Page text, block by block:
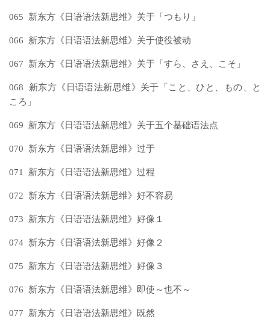
065 新东方《日语语法新思维》关于「つもり」
066 新东方《日语语法新思维》关于使役被动
067 新东方《日语语法新思维》关于「すら、さえ、こそ」
068 新东方《日语语法新思维》关于「こと、ひと、もの、と
ころ」
069 新东方《日语语法新思维》关于五个基础语法点
070 新东方《日语语法新思维》过于
071 新东方《日语语法新思维》过程
072 新东方《日语语法新思维》好不容易
073 新东方《日语语法新思维》好像１
074 新东方《日语语法新思维》好像２
075 新东方《日语语法新思维》好像３
076 新东方《日语语法新思维》即使～也不～
077 新东方《日语语法新思维》既然